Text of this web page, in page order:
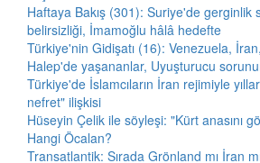
Haftaya Bakış (301): Suriye'de gerginlik
belirsizliği, İmamoğlu hâlâ hedefte
Türkiye'nin Gidişatı (16): Venezuela,
Halep'de yaşananlar, Uyuşturucu
Türkiye'de İslamcıların İran rejimiyle
nefret" ilişkisi
Hüseyin Çelik ile söyleşi: "Kürt anasını
Hangi Öcalan?
Transatlantik: Sırada Grönland mı İran